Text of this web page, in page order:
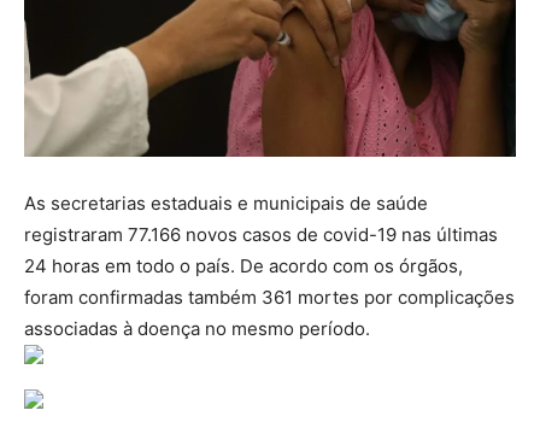
As secretarias estaduais e municipais de saúde
registraram 77.166 novos casos de covid-19 nas últimas
24 horas em todo o país. De acordo com os órgãos,
foram confirmadas também 361 mortes por complicações
associadas à doença no mesmo período.